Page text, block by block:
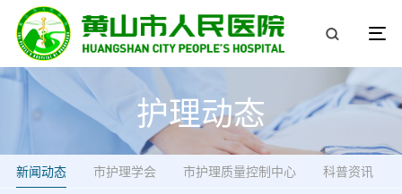
护理动态
新闻动态 市护理学会 市护理质量控制中心 科普资讯